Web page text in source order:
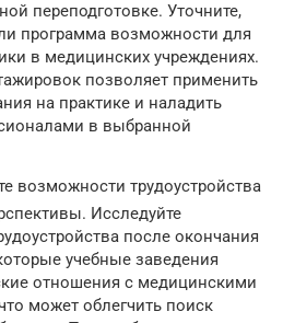
переподготовке. Уточните,
программа возможности для
в медицинских учреждениях.
позволяет применить
на практике и наладить
в выбранной
возможности трудоустройства
Исследуйте
после окончания
учебные заведения
отношения с медицинскими
может облегчить поиск